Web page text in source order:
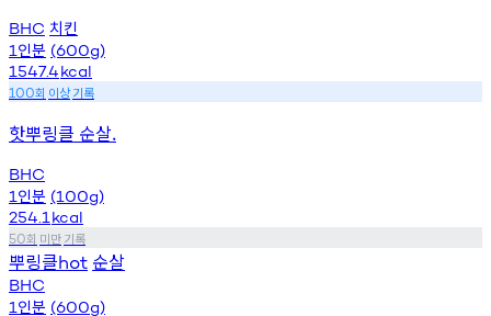
BHC 치킨
1 인분 (600g)
1547.4kcal
100회 이상기록
핫뿌링클 순살.
BHC
1 인분 (100g)
254.1 kcal
50회 미만기록
뿌링클hot 순살
BHC
1 인분 (600g)